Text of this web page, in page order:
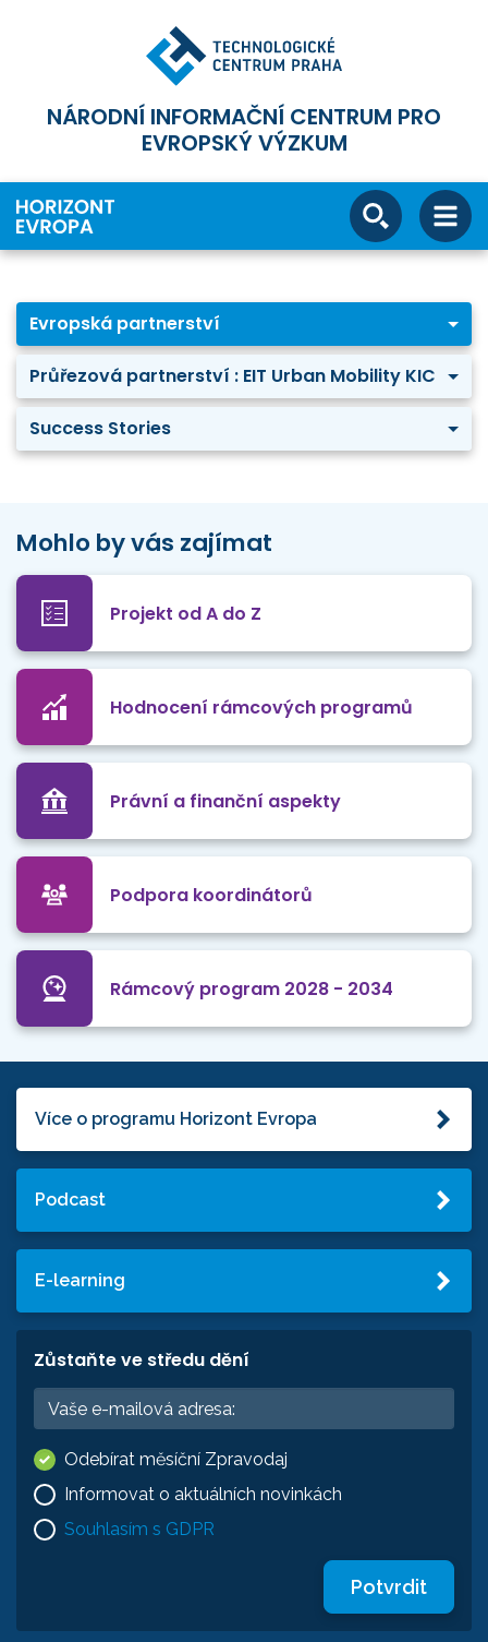
NÁRODNÍ INFORMAČNÍ CENTRUM PRO
EVROPSKÝ VÝZKUM
Evropská partnerství
Průřezová partnerství : EIT Urban Mobility KIC
Success Stories
Mohlo by vás zajímat
Projekt od A do Z
Hodnocení rámcových programů
Právní a finanční aspekty
Podpora koordinátorů
Rámcový program 2028 - 2034
Více o programu Horizont Evropa
Podcast
E-learning
Zůstaňte ve středu dění
Odebírat měsíční Zpravodaj
Informovat o aktuálních novinkách
Souhlasím s GDPR
Potvrdit